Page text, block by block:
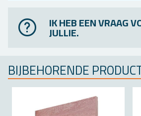
IK HEB EEN VRAAG
JULLIE.
BIJ­BE­HO­REN­DE